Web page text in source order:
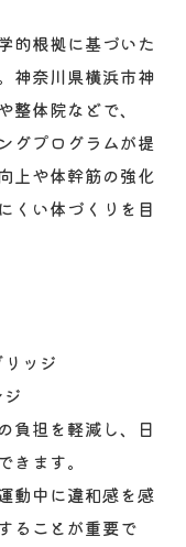
る影響とは
グの進め方
体づくりを解
動指導の流れ
ト早見表
グが選ばれる
チの工夫
のメリットと
的根拠に基づいた
神奈川県横浜市神
体院などで、
グプログラムが提
上や体幹筋の強化
くい体づくりを目
ッジ
負担を軽減し、日
ます。
動中に違和感を感
ることが重要で